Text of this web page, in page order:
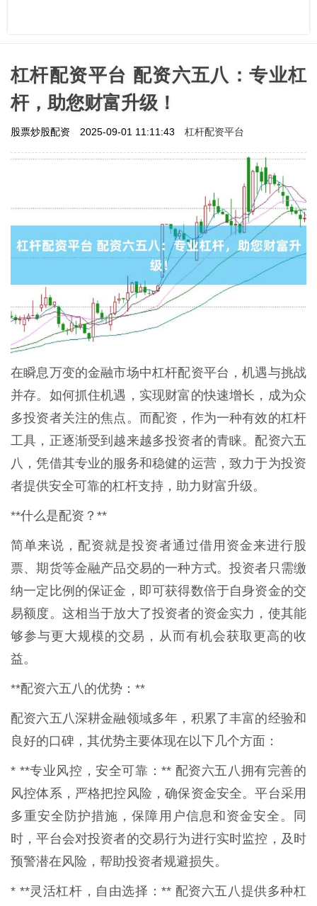
杠杆配资平台 配资六五八：专业杠
杆，助您财富升级！
股票炒股配资 2025-09-01 11:11:43 杠杆配资平台
在瞬息万变的金融市场中杠杆配资平台，机遇与挑战
并存。如何抓住机遇，实现财富的快速增长，成为众
多投资者关注的焦点。而配资，作为一种有效的杠杆
工具，正逐渐受到越来越多投资者的青睐。配资六五
八，凭借其专业的服务和稳健的运营，致力于为投资
者提供安全可靠的杠杆支持，助力财富升级。
**什么是配资？**
简单来说，配资就是投资者通过借用资金来进行股
票、期货等金融产品交易的一种方式。投资者只需缴
纳一定比例的保证金，即可获得数倍于自身资金的交
易额度。这相当于放大了投资者的资金实力，使其能
够参与更大规模的交易，从而有机会获取更高的收
益。
**配资六五八的优势：**
配资六五八深耕金融领域多年，积累了丰富的经验和
良好的口碑，其优势主要体现在以下几个方面：
* **专业风控，安全可靠：** 配资六五八拥有完善的
风控体系，严格把控风险，确保资金安全。平台采用
多重安全防护措施，保障用户信息和资金安全。同
时，平台会对投资者的交易行为进行实时监控，及时
预警潜在风险，帮助投资者规避损失。
* **灵活杠杆，自由选择：** 配资六五八提供多种杠